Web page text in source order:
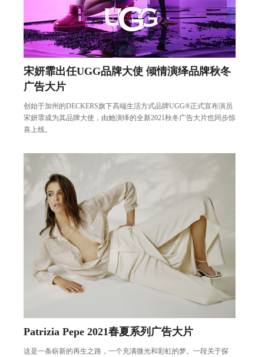
宋妍霏出任UGG品牌大使 倾情演绎品牌秋冬
广告大片
创始于加州的DECKERS旗下高端生活方式品牌UGG®正式宣布演员
宋妍霏成为其品牌大使，由她演绎的全新2021秋冬广告大片也同步惊
喜上线。
Patrizia Pepe 2021春夏系列广告大片
这是一条崭新的再生之路，一个充满微光和彩虹的梦。一段关于探